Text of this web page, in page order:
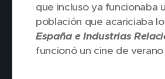
que incluso ya funcionaba
población que acariciaba
España e Industrias
funcionó un cine de